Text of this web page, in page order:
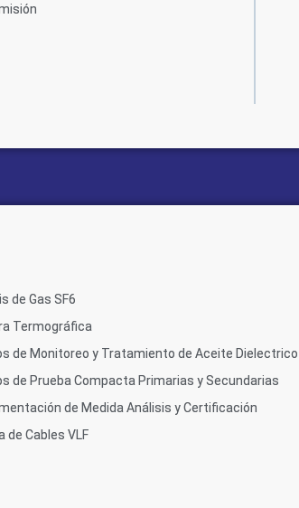
de Gas SF6
Termográfica
de Monitoreo y Tratamiento de Aceite Dielectrico
de Prueba Compacta Primarias y Secundarias
de Medida Análisis y Certificación
de Cables VLF